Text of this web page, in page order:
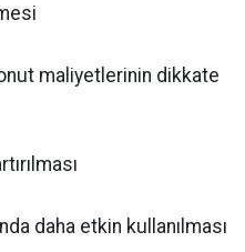
maliyetlerinin dikkate
daha etkin kullanılması